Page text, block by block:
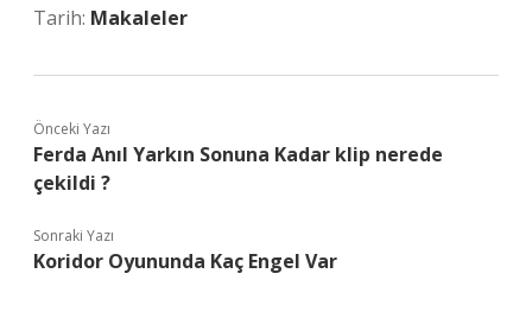
Tarih: Makaleler
Önceki Yazı
Ferda Anıl Yarkın Sonuna Kadar klip nerede
çekildi ?
Sonraki Yazı
Koridor Oyununda Kaç Engel Var